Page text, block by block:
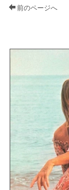
前のページへ